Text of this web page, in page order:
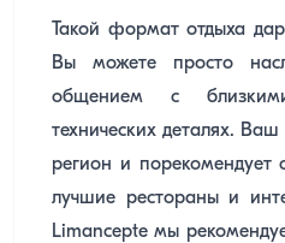
Такой формат отдыха
Вы можете просто
общением с
технических деталях.
регион и порекомендует
лучшие рестораны и
Limancepte мы